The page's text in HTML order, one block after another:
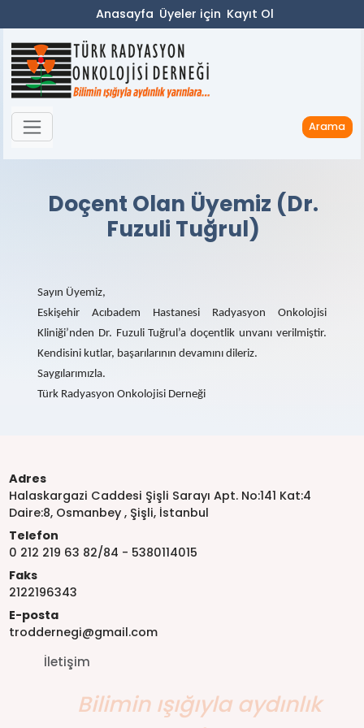
Anasayfa Üyeler için Kayıt Ol
Arama
Doçent Olan Üyemiz (Dr.
Fuzuli Tuğrul)
Sayın Üyemiz,
Eskişehir Acıbadem Hastanesi Radyasyon Onkolojisi
Kliniği’nden Dr. Fuzuli Tuğrul’a doçentlik unvanı verilmiştir.
Kendisini kutlar, başarılarının devamını dileriz.
Saygılarımızla.
Türk Radyasyon Onkolojisi Derneği
Adres
Halaskargazi Caddesi Şişli Sarayı Apt. No:141 Kat:4
Daire:8, Osmanbey , Şişli, İstanbul
Telefon
0 212 219 63 82/84 - 5380114015
Faks
2122196343
E-posta
troddernegi@gmail.com
İletişim
Bilimin ışığıyla aydınlık